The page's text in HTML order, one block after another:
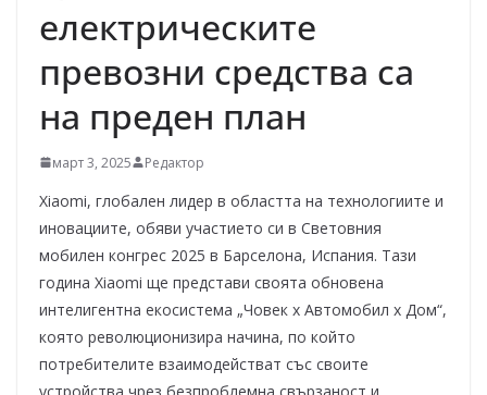
електрическите
превозни средства са
на преден план
март 3, 2025 Редактор
Xiaomi, глобален лидер в областта на технологиите и
иновациите, обяви участието си в Световния
мобилен конгрес 2025 в Барселона, Испания. Тази
година Xiaomi ще представи своята обновена
интелигентна екосистема „Човек x Автомобил x Дом“,
която революционизира начина, по който
потребителите взаимодействат със своите
устройства чрез безпроблемна свързаност и